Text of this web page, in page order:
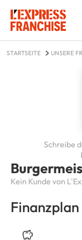
STARTSEITE UNSERE
Kein Kunde von
Schreibe
Finanzplan